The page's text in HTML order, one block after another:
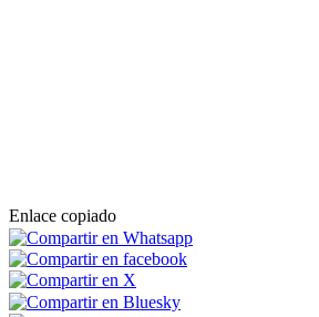
Enlace copiado